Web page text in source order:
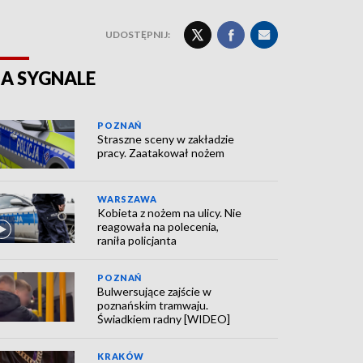
UDOSTĘPNIJ:
SYGNALE
POZNAŃ
Straszne sceny w zakładzie
pracy. Zaatakował nożem
WARSZAWA
Kobieta z nożem na ulicy. Nie
reagowała na polecenia,
raniła policjanta
POZNAŃ
Bulwersujące zajście w
poznańskim tramwaju.
Świadkiem radny [WIDEO]
KRAKÓW